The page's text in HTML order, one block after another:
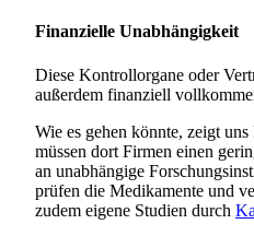
Finanzielle Unabhängigkeit
Diese Kontrollorgane oder
außerdem finanziell
Wie es gehen könnte, zeigt
müssen dort Firmen einen
an unabhängige
prüfen die Medikamente und
zudem eigene Studien durch